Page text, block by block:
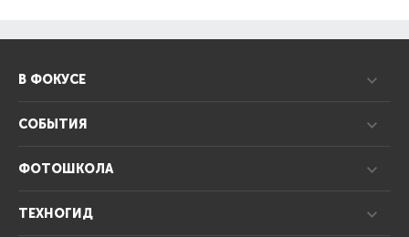
В ФОКУСЕ
СОБЫТИЯ
ФОТОШКОЛА
ТЕХНОГИД